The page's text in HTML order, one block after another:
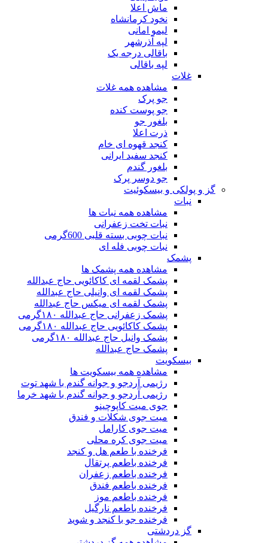
ماش اعلا
نخود کرمانشاه
لیمو امانی
لپه آذرشهر
باقالی درجه یک
لپه باقالی
غلات
مشاهده همه غلات
جو پرک
جو پوست کنده
بلغور جو
ذرت اعلا
کنجد قهوه ای خام
کنجد سفید ایرانی
بلغور گندم
جو دوسر پرک
گز و پولکی و بیسکوئیت
نبات
مشاهده همه نبات ها
نبات تخت زعفرانی
نبات چوبی بسته قلبی 600گرمی
نبات چوبی فله ای
پشمک
مشاهده همه پشمک ها
پشمک لقمه ای کاکائویی حاج عبدالله
پشمک لقمه ای وانیلی حاج عبدالله
پشمک لقمه ای میکس حاج عبدالله
پشمک زعفرانی حاج عبدالله ۱۸۰گرمی
پشمک کاکائویی حاج عبدالله ۱۸۰گرمی
پشمک وانیل حاج عبدالله ۱۸۰گرمی
پشمک حاج عبدالله
بیسکویت
مشاهده همه بیسکویت ها
رژیمی آردجو و جوانه گندم با شهد توت
رژیمی آردجو و جوانه گندم با شهد خرما
جوی میت کاپوچینو
میت جوی شکلات و فندق
میت جوی کارامل
میت جوی کره محلی
فرخنده با طعم هل و کنجد
فرخنده باطعم پرتقال
فرخنده باطعم زعفران
فرخنده باطعم فندق
فرخنده باطعم موز
فرخنده باطعم نارگیل
فرخنده جو با کنجد و شوید
گز دردشتی